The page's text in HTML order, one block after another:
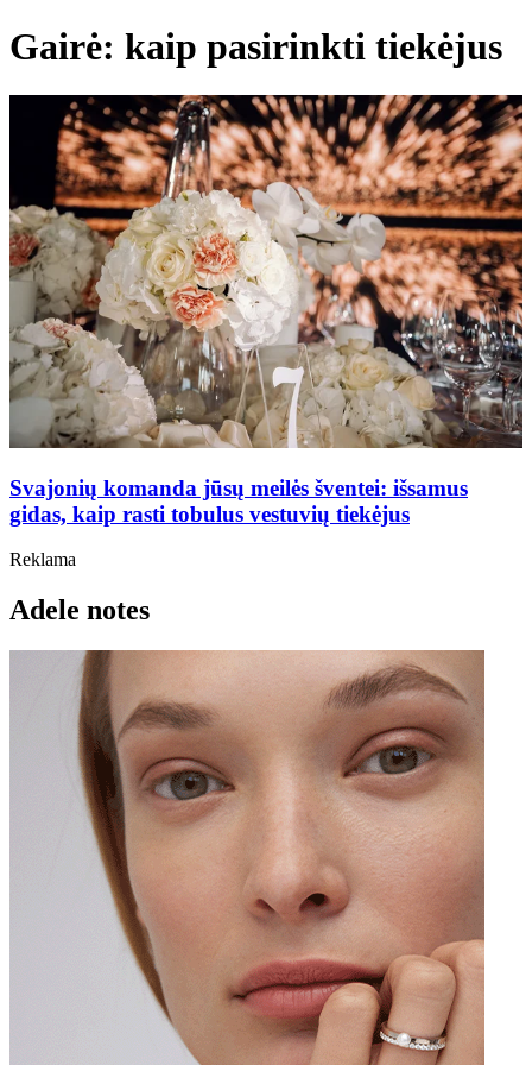
Gairė: kaip pasirinkti tiekėjus
Svajonių komanda jūsų meilės šventei: išsamus
gidas, kaip rasti tobulus vestuvių tiekėjus
Reklama
Adele notes